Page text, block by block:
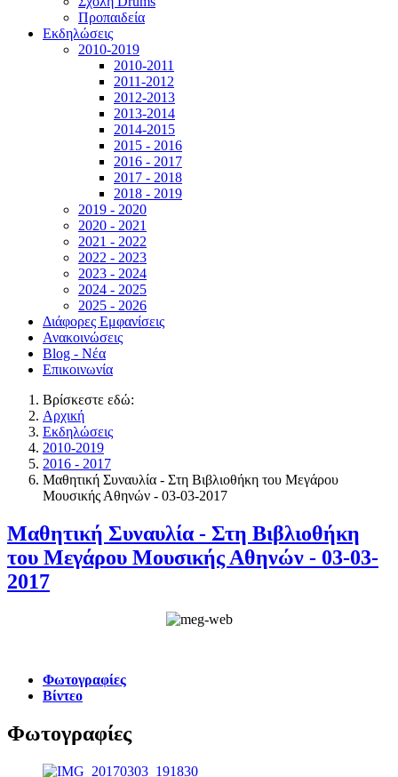
Προπαιδεία
Εκδηλώσεις
2010-2019
2010-2011
2011-2012
2012-2013
2013-2014
2014-2015
2015 - 2016
2016 - 2017
2017 - 2018
2018 - 2019
2019 - 2020
2020 - 2021
2021 - 2022
2022 - 2023
2023 - 2024
2024 - 2025
2025 - 2026
Διάφορες Εμφανίσεις
Ανακοινώσεις
Blog - Νέα
Επικοινωνία
Βρίσκεστε εδώ:
Αρχική
Εκδηλώσεις
2010-2019
2016 - 2017
Μαθητική Συναυλία - Στη Βιβλιοθήκη του Μεγάρου
Μουσικής Αθηνών - 03-03-2017
Μαθητική Συναυλία - Στη Βιβλιοθήκη
του Μεγάρου Μουσικής Αθηνών - 03-03-
2017
Φωτογραφίες
Βίντεο
Φωτογραφίες